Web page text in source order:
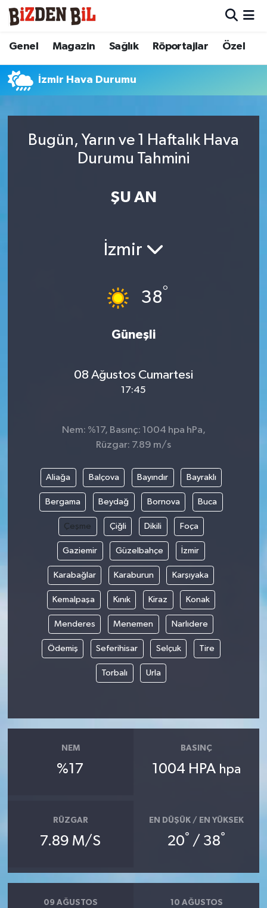
Genel Magazin Sağlık Röportajlar Özel
İzmir Hava Durumu
Bugün, Yarın ve 1 Haftalık Hava
Durumu Tahmini
ŞU AN
İzmir
38°
Güneşli
08 Ağustos Cumartesi
17:45
Nem: %17, Basınç: 1004 hpa hPa,
Rüzgar: 7.89 m/s
Aliağa Balçova Bayındır Bayraklı
Bergama Beydağ Bornova Buca
Çeşme Çiğli Dikili Foça
Gaziemir Güzelbahçe İzmir
Karabağlar Karaburun Karşıyaka
Kemalpaşa Kınık Kiraz Konak
Menderes Menemen Narlıdere
Ödemiş Seferihisar Selçuk Tire
Torbalı Urla
NEM
%17
BASINÇ
1004 HPA hpa
RÜZGAR
7.89 M/S
EN DÜŞÜK / EN YÜKSEK
20° / 38°
09 AĞUSTOS 10 AĞUSTOS
Hava Durumu
Trafik Durumu
Tüm Manşetler
Son Dakika Haberleri